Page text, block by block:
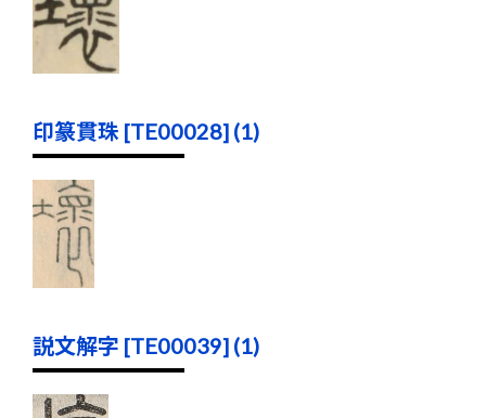
印篆貫珠 [TE00028] (1)
説文解字 [TE00039] (1)